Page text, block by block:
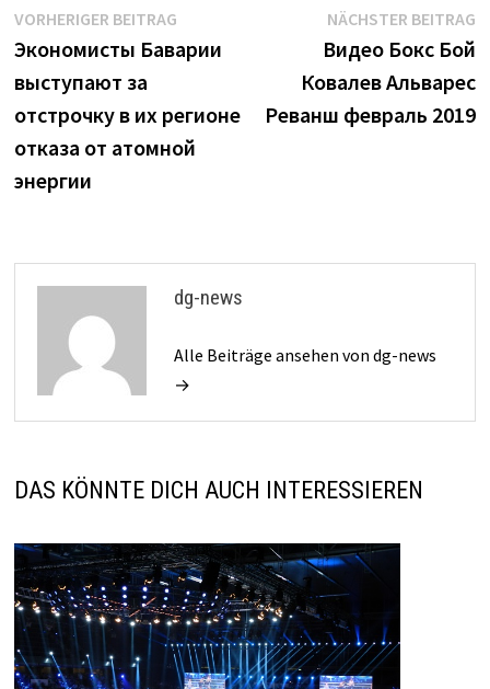
Beitrags-
Navigation
VORHERIGER BEITRAGVorheriger
Beitrag:
Экономисты Баварии
выступают за
отстрочку в их регионе
отказа от атомной
энергии
NÄCHSTER BEITRAG
Видео Бокс Бой
Ковалев Альварес
Реванш февраль 2019
dg-news
Alle Beiträge ansehen von dg-news
→
DAS KÖNNTE DICH AUCH INTERESSIEREN